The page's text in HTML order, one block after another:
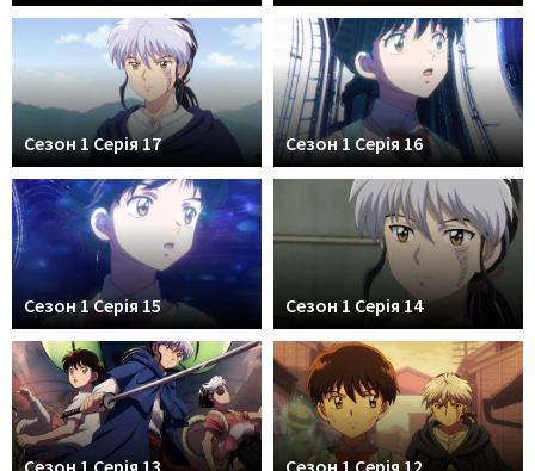
Сезон 1 Серія 17 Сезон 1 Серія 16
Сезон 1 Серія 15 Сезон 1 Серія 14